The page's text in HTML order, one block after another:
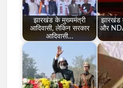
झारखंड के मुख्यमंत्री
आदिवासी, लेकिन सरकार
आदिवासी…
झारखंड
और